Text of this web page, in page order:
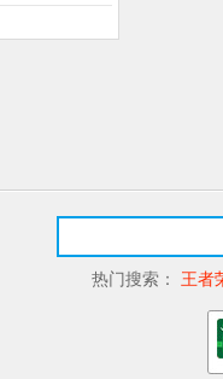
热门搜索： 王者